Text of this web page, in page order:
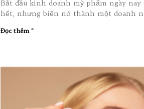
Bắt đầu kinh doanh mỹ phẩm ngày
hết, nhưng biến nó thành một doanh
Đọc thêm "